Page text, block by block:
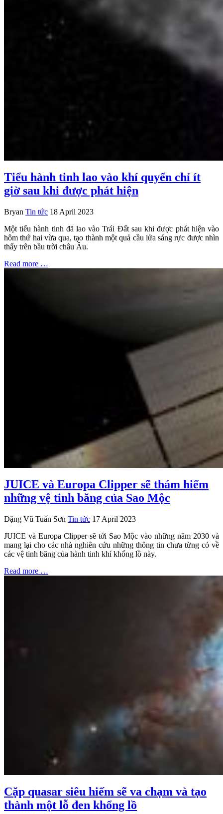
Tiểu hành tinh lao vào khí quyển chỉ ít
giờ sau khi được phát hiện
Bryan Tin tức 18 April 2023
Một tiểu hành tinh đã lao vào Trái Đất sau khi được phát hiện vào
hôm thứ hai vừa qua, tạo thành một quả cầu lửa sáng rực được nhìn
thấy trên bầu trời châu Âu.
Read more …
JUICE và Europa Clipper sẽ thám hiểm
những vệ tinh băng của Sao Mộc
Đặng Vũ Tuấn Sơn Tin tức 17 April 2023
JUICE và Europa Clipper sẽ tới Sao Mộc vào những năm 2030 và
mang lại cho các nhà nghiên cứu những thông tin chưa từng có về
các vệ tinh băng của hành tinh khí khổng lồ này.
Read more …
Cặp quasar siêu hiếm sẽ va chạm và tạo
thành một lỗ đen khổng lồ